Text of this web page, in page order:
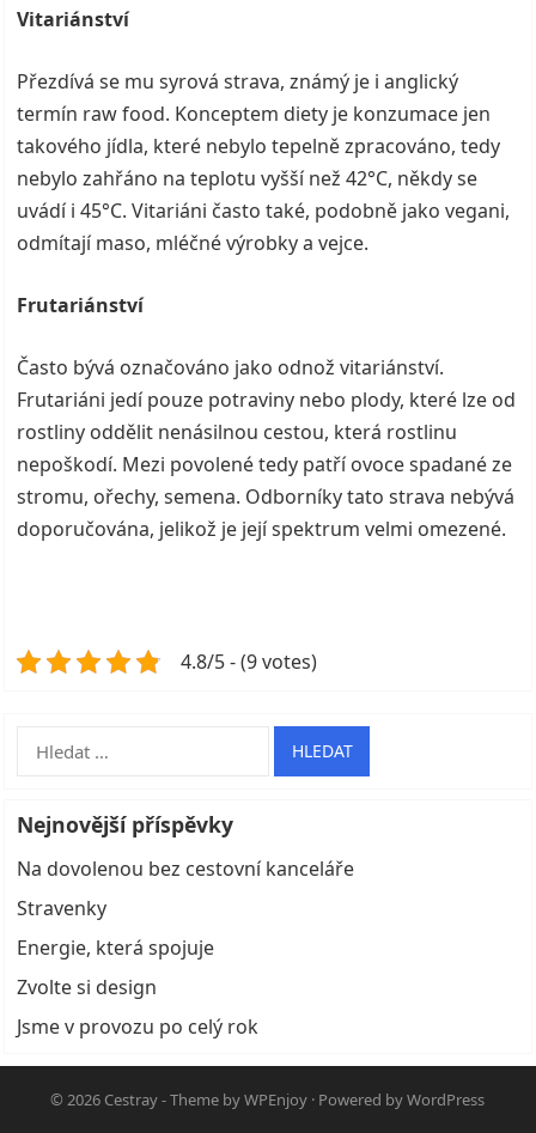
Vitariánství
Přezdívá se mu syrová strava, známý je i anglický
termín raw food. Konceptem diety je konzumace jen
takového jídla, které nebylo tepelně zpracováno, tedy
nebylo zahřáno na teplotu vyšší než 42°C, někdy se
uvádí i 45°C. Vitariáni často také, podobně jako vegani,
odmítají maso, mléčné výrobky a vejce.
Frutariánství
Často bývá označováno jako odnož vitariánství.
Frutariáni jedí pouze potraviny nebo plody, které lze od
rostliny oddělit nenásilnou cestou, která rostlinu
nepoškodí. Mezi povolené tedy patří ovoce spadané ze
stromu, ořechy, semena. Odborníky tato strava nebývá
doporučována, jelikož je její spektrum velmi omezené.
4.8/5 - (9 votes)
Vyhledávání
Nejnovější příspěvky
Na dovolenou bez cestovní kanceláře
Stravenky
Energie, která spojuje
Zvolte si design
Jsme v provozu po celý rok
© 2026 Cestray- Theme byWPEnjoy · Powered byWordPress